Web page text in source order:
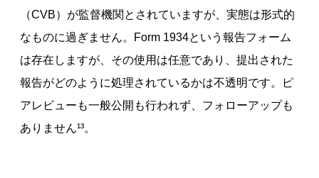
（CVB）が監督機関とされていますが、実態は形式的
なものに過ぎません。Form 1934という報告フォーム
は存在しますが、その使用は任意であり、提出された
報告がどのように処理されているかは不透明です。ピ
アレビューも一般公開も行われず、フォローアップも
ありません¹³。